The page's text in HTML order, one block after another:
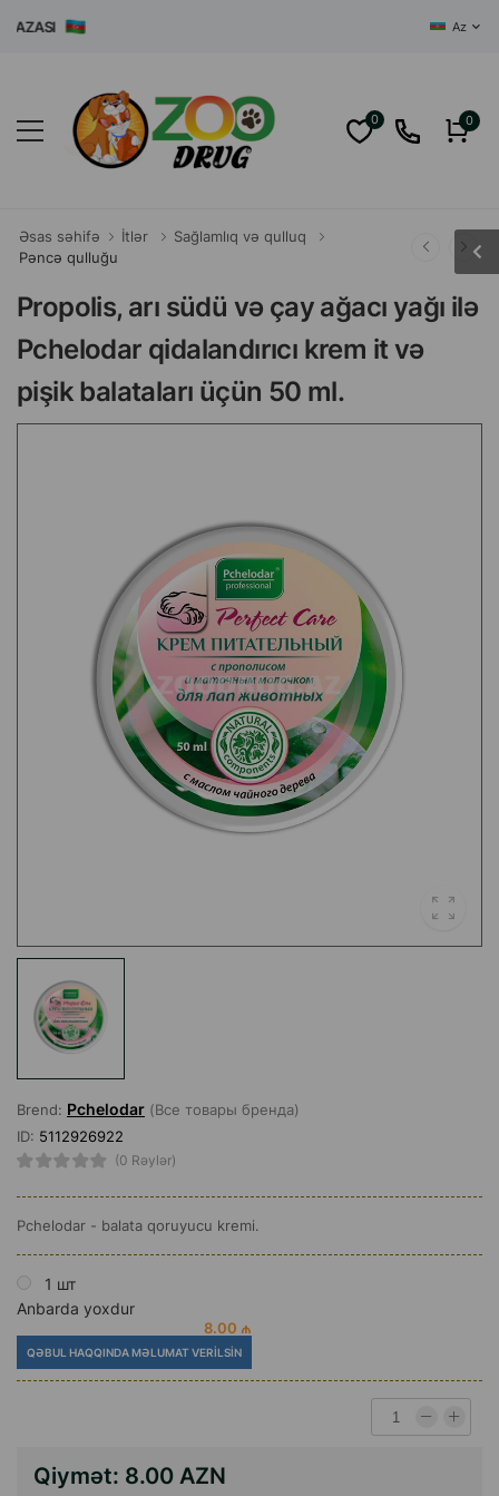
Az
0 0
Əsas səhifə İtlər
Sağlamlıq və qulluq
Pəncə qulluğu
Propolis, arı südü və çay ağacı yağı ilə
Pchelodar qidalandırıcı krem it və
pişik balataları üçün 50 ml.
Brend: Pchelodar (Все товары бренда)
ID: 5112926922
(0 Rəylər)
Pchelodar - balata qoruyucu kremi.
1 шт
Anbarda yoxdur
8.00 ₼
QƏBUL HAQQINDA MƏLUMAT VERILSIN
Qiymət: 8.00 AZN